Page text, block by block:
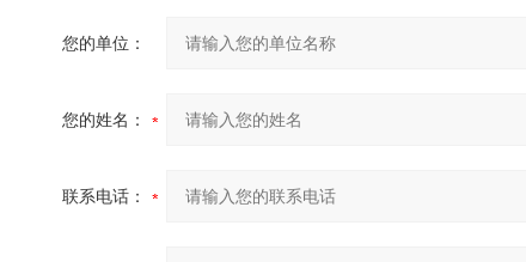
您的单位：
您的姓名：
联系电话：